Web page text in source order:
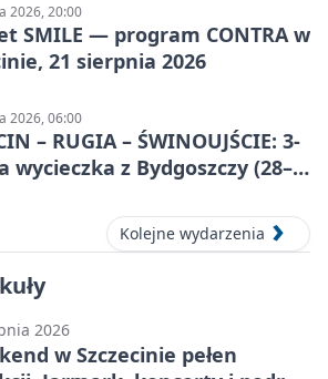
2026, 20:00
SMILE — program CONTRA w
21 sierpnia 2026
2026, 06:00
– RUGIA – ŚWINOUJŚCIE: 3-
wycieczka z Bydgoszczy (28–
Kolejne wydarzenia
2026
w Szczecinie pełen